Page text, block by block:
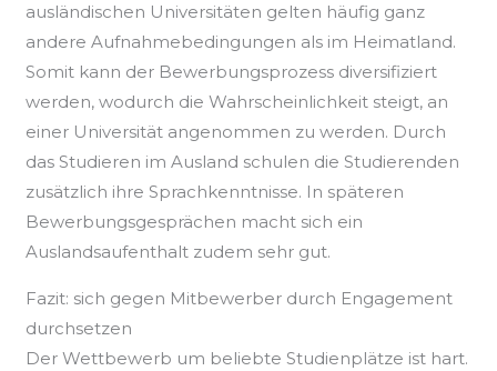
ausländischen Universitäten gelten häufig ganz
andere Aufnahmebedingungen als im Heimatland.
Somit kann der Bewerbungsprozess diversifiziert
werden, wodurch die Wahrscheinlichkeit steigt, an
einer Universität angenommen zu werden. Durch
das Studieren im Ausland schulen die Studierenden
zusätzlich ihre Sprachkenntnisse. In späteren
Bewerbungsgesprächen macht sich ein
Auslandsaufenthalt zudem sehr gut.
Fazit: sich gegen Mitbewerber durch Engagement
durchsetzen
Der Wettbewerb um beliebte Studienplätze ist hart.